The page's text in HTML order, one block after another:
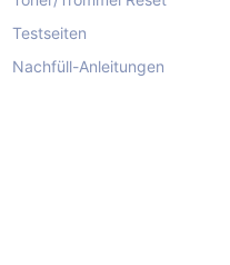
Testseiten
Nachfüll-Anleitungen